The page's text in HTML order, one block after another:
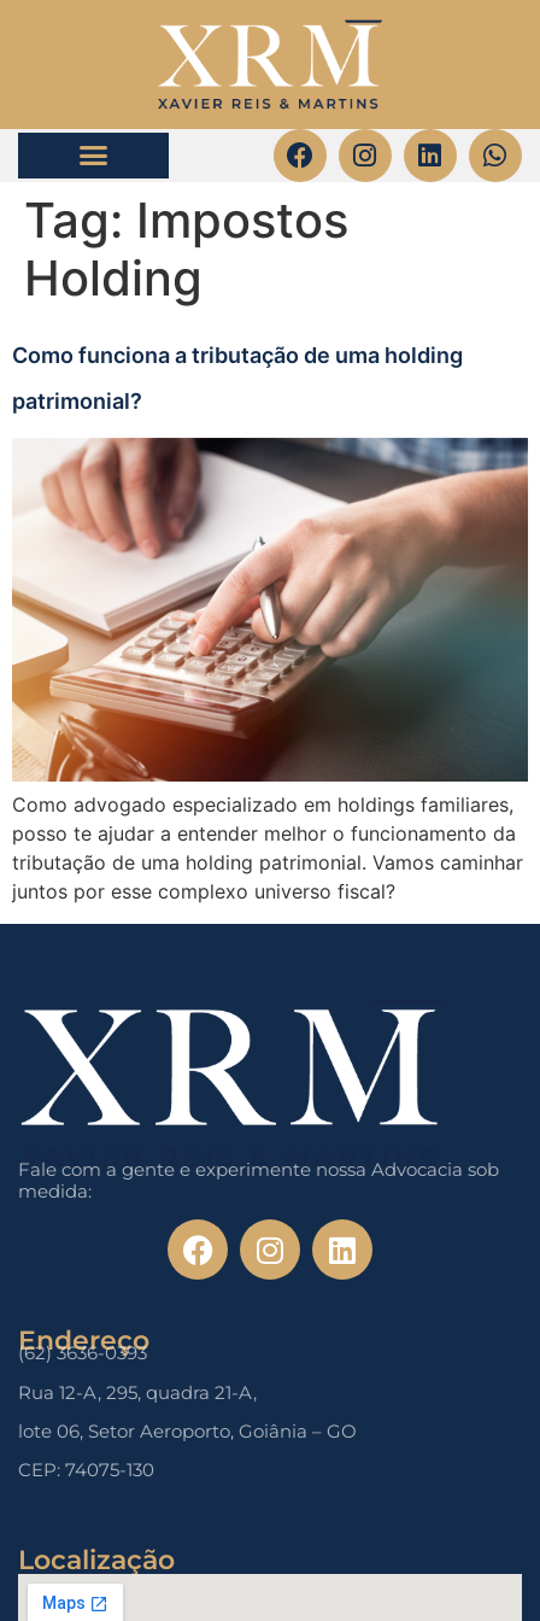
Tag: Impostos
Holding
Como funciona a tributação de uma holding
patrimonial?
Como advogado especializado em holdings familiares,
posso te ajudar a entender melhor o funcionamento da
tributação de uma holding patrimonial. Vamos caminhar
juntos por esse complexo universo fiscal?
Fale com a gente e experimente nossa Advocacia sob
medida:
Endereço
(62) 3636-0393
Rua 12-A, 295, quadra 21-A,
lote 06, Setor Aeroporto, Goiânia – GO
CEP: 74075-130
Localização